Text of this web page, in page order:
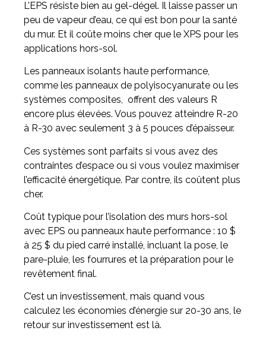
L’EPS résiste bien au gel-dégel. Il laisse passer un
peu de vapeur d’eau, ce qui est bon pour la santé
du mur. Et il coûte moins cher que le XPS pour les
applications hors-sol.
Les panneaux isolants haute performance,
comme les panneaux de polyisocyanurate ou les
systèmes composites, offrent des valeurs R
encore plus élevées. Vous pouvez atteindre R-20
à R-30 avec seulement 3 à 5 pouces d’épaisseur.
Ces systèmes sont parfaits si vous avez des
contraintes d’espace ou si vous voulez maximiser
l’efficacité énergétique. Par contre, ils coûtent plus
cher.
Coût typique pour l’isolation des murs hors-sol
avec EPS ou panneaux haute performance : 10 $
à 25 $ du pied carré installé, incluant la pose, le
pare-pluie, les fourrures et la préparation pour le
revêtement final.
C’est un investissement, mais quand vous
calculez les économies d’énergie sur 20-30 ans, le
retour sur investissement est là.